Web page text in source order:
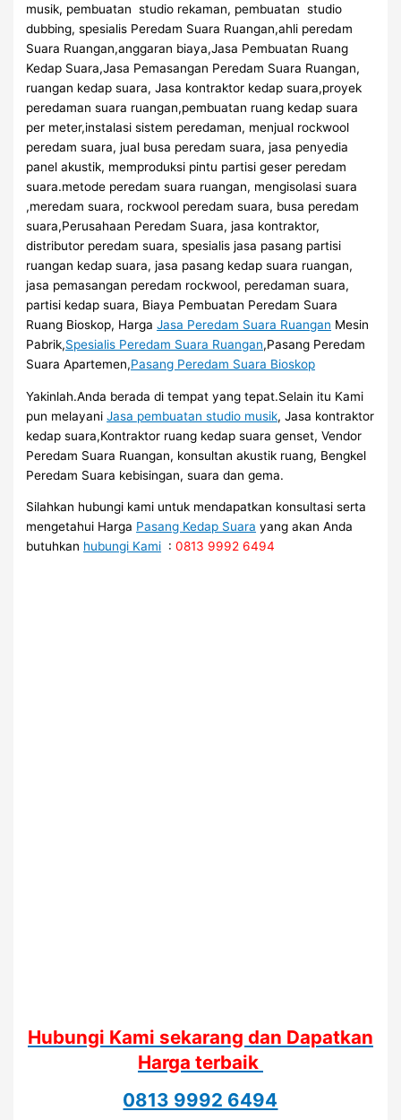
musik, pembuatan studio rekaman, pembuatan studio
dubbing, spesialis Peredam Suara Ruangan,ahli peredam
Suara Ruangan,anggaran biaya,Jasa Pembuatan Ruang
Kedap Suara,Jasa Pemasangan Peredam Suara Ruangan,
ruangan kedap suara, Jasa kontraktor kedap suara,proyek
peredaman suara ruangan,pembuatan ruang kedap suara
per meter,instalasi sistem peredaman, menjual rockwool
peredam suara, jual busa peredam suara, jasa penyedia
panel akustik, memproduksi pintu partisi geser peredam
suara.metode peredam suara ruangan, mengisolasi suara
,meredam suara, rockwool peredam suara, busa peredam
suara,Perusahaan Peredam Suara, jasa kontraktor,
distributor peredam suara, spesialis jasa pasang partisi
ruangan kedap suara, jasa pasang kedap suara ruangan,
jasa pemasangan peredam rockwool, peredaman suara,
partisi kedap suara, Biaya Pembuatan Peredam Suara
Ruang Bioskop, HargaJasa Peredam Suara Ruangan Mesin
Pabrik,Spesialis Peredam Suara Ruangan,Pasang Peredam
Suara Apartemen,Pasang Peredam Suara Bioskop
Yakinlah.Anda berada di tempat yang tepat.Selain itu Kami
pun melayaniJasa pembuatan studio musik, Jasa kontraktor
kedap suara,Kontraktor ruang kedap suara genset, Vendor
Peredam Suara Ruangan, konsultan akustik ruang, Bengkel
Peredam Suara kebisingan, suara dan gema.
Silahkan hubungi kami untuk mendapatkan konsultasi serta
mengetahui Harga Pasang Kedap Suara yang akan Anda
butuhkan hubungi Kami :0813 9992 6494
Hubungi Kami sekarang dan Dapatkan
Harga terbaik
0813 9992 6494